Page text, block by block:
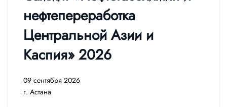
нефтепереработка
Центральной Азии и
Каспия» 2026
09 сентября 2026
г. Астана